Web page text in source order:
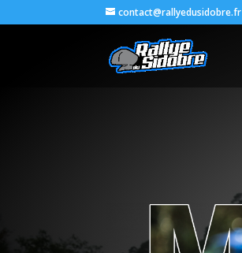
contact@rallyedusidobre.fr